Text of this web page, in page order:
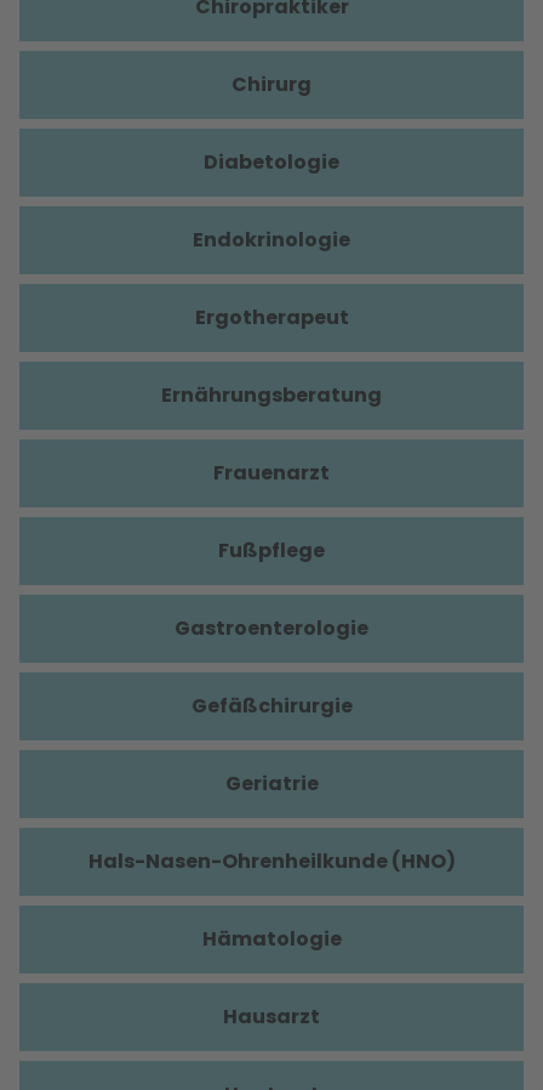
Chiropraktiker
Chirurg
Diabetologie
Endokrinologie
Ergotherapeut
Ernährungsberatung
Frauenarzt
Fußpflege
Gastroenterologie
Gefäßchirurgie
Geriatrie
Hals-Nasen-Ohrenheilkunde (HNO)
Hämatologie
Hausarzt